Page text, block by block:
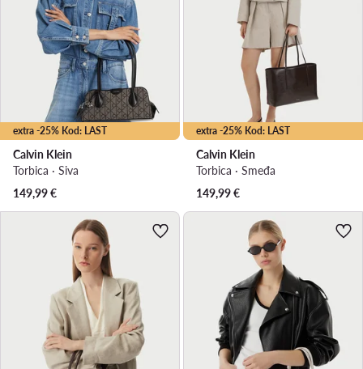
extra -25% Kod: LAST
Calvin Klein
Torbica · Siva
149,99€
extra -25% Kod: LAST
Calvin Klein
Torbica · Smeđa
149,99€